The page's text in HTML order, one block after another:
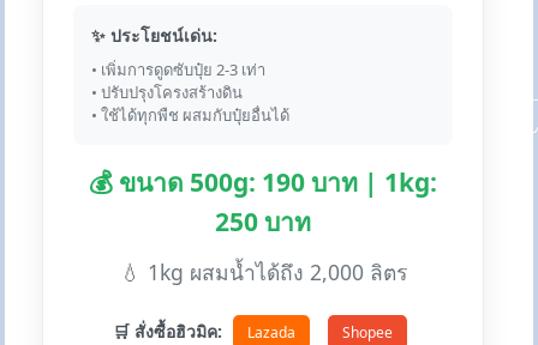
✨ ประโยชน์เด่น:
• เพิ่มการดูดซับปุ๋ย 2-3 เท่า
• ปรับปรุงโครงสร้างดิน
• ใช้ได้ทุกพืช ผสมกับปุ๋ยอื่นได้
💰 ขนาด 500g: 190 บาท | 1kg:
250 บาท
💧 1kg ผสมน้ำได้ถึง 2,000 ลิตร
🛒 สั่งซื้อฮิวมิค: Lazada Shopee